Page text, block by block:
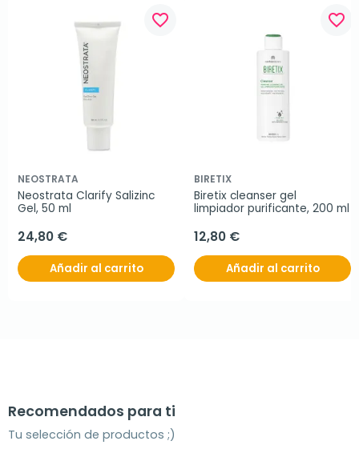
favorite_border
NEOSTRATA
Neostrata Clarify Salizinc
Gel, 50 ml
24,80 €
Añadir al carrito
favorite_border
BIRETIX
Biretix cleanser gel
limpiador purificante, 200 ml
12,80 €
Añadir al carrito
Recomendados para ti
Tu selección de productos ;)